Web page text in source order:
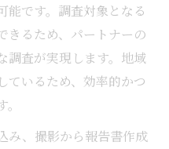
能です。調査対象となる
きるため、パートナーの
調査が実現します。地域
ているため、効率的かつ
み、撮影から報告書作成